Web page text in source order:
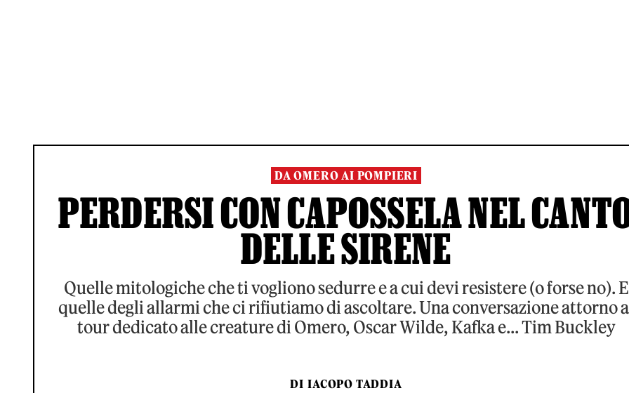
DA OMERO AI POMPIERI
PERDERSI CON CAPOSSELA NEL
DELLE SIRENE
Quelle mitologiche che ti vogliono sedurre e a cui devi resistere (o forse no). E
quelle degli allarmi che ci rifiutiamo di ascoltare. Una conversazione attorno
tour dedicato alle creature di Omero, Oscar Wilde, Kafka e... Tim Buckley
DI IACOPO TADDIA